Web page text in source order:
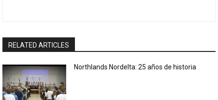
RELATED ARTICLES
Northlands Nordelta: 25 años de historia